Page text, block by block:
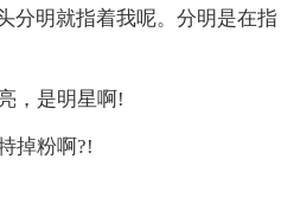
分明就指着我呢。分明是在指
，是明星啊!
掉粉啊?!